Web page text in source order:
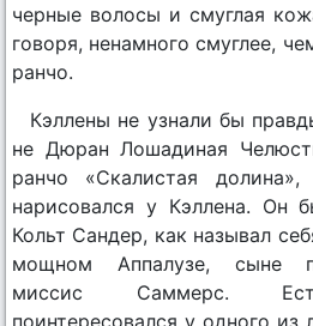
черные волосы и смуглая
говоря, ненамного смуглее,
ранчо.
Кэллены не узнали бы
не Дюран Лошадиная
ранчо «Скалистая
нарисовался у Кэллена. Он
Кольт Сандер, как называл
мощном Аппалузе, сыне
миссис Саммерс.
поинтересовался у одного из